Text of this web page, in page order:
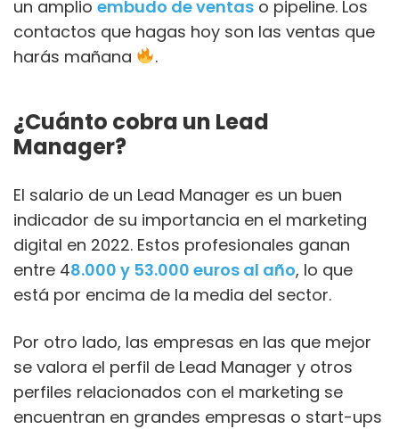
un amplio embudo de ventas o pipeline. Los
contactos que hagas hoy son las ventas que
harás mañana
.
¿Cuánto cobra un Lead
Manager?
El salario de un Lead Manager es un buen
indicador de su importancia en el marketing
digital en 2022. Estos profesionales ganan
entre 48.000 y 53.000 euros al año, lo que
está por encima de la media del sector.
Por otro lado, las empresas en las que mejor
se valora el perfil de Lead Manager y otros
perfiles relacionados con el marketing se
encuentran en grandes empresas o start-ups